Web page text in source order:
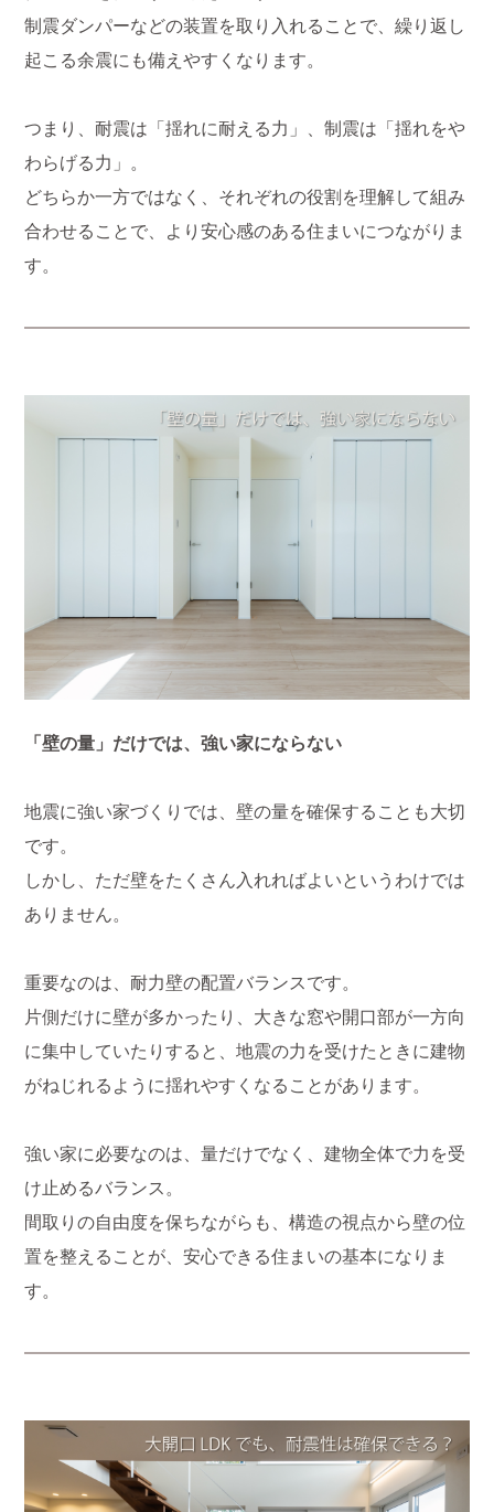
制震ダンパーなどの装置を取り入れることで、繰り返し
起こる余震にも備えやすくなります。
つまり、耐震は「揺れに耐える力」、制震は「揺れをや
わらげる力」。
どちらか一方ではなく、それぞれの役割を理解して組み
合わせることで、より安心感のある住まいにつながりま
す。
「壁の量」だけでは、強い家にならない
地震に強い家づくりでは、壁の量を確保することも大切
です。
しかし、ただ壁をたくさん入れればよいというわけでは
ありません。
重要なのは、耐力壁の配置バランスです。
片側だけに壁が多かったり、大きな窓や開口部が一方向
に集中していたりすると、地震の力を受けたときに建物
がねじれるように揺れやすくなることがあります。
強い家に必要なのは、量だけでなく、建物全体で力を受
け止めるバランス。
間取りの自由度を保ちながらも、構造の視点から壁の位
置を整えることが、安心できる住まいの基本になりま
す。